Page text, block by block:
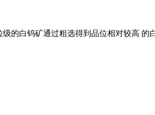
的白钨矿通过粗选得到品位相对较高 的